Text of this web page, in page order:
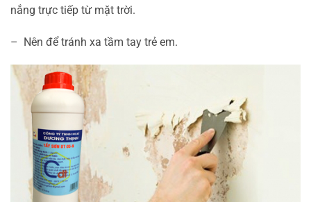
nắng trực tiếp từ mặt trời.
– Nên để tránh xa tầm tay trẻ em.